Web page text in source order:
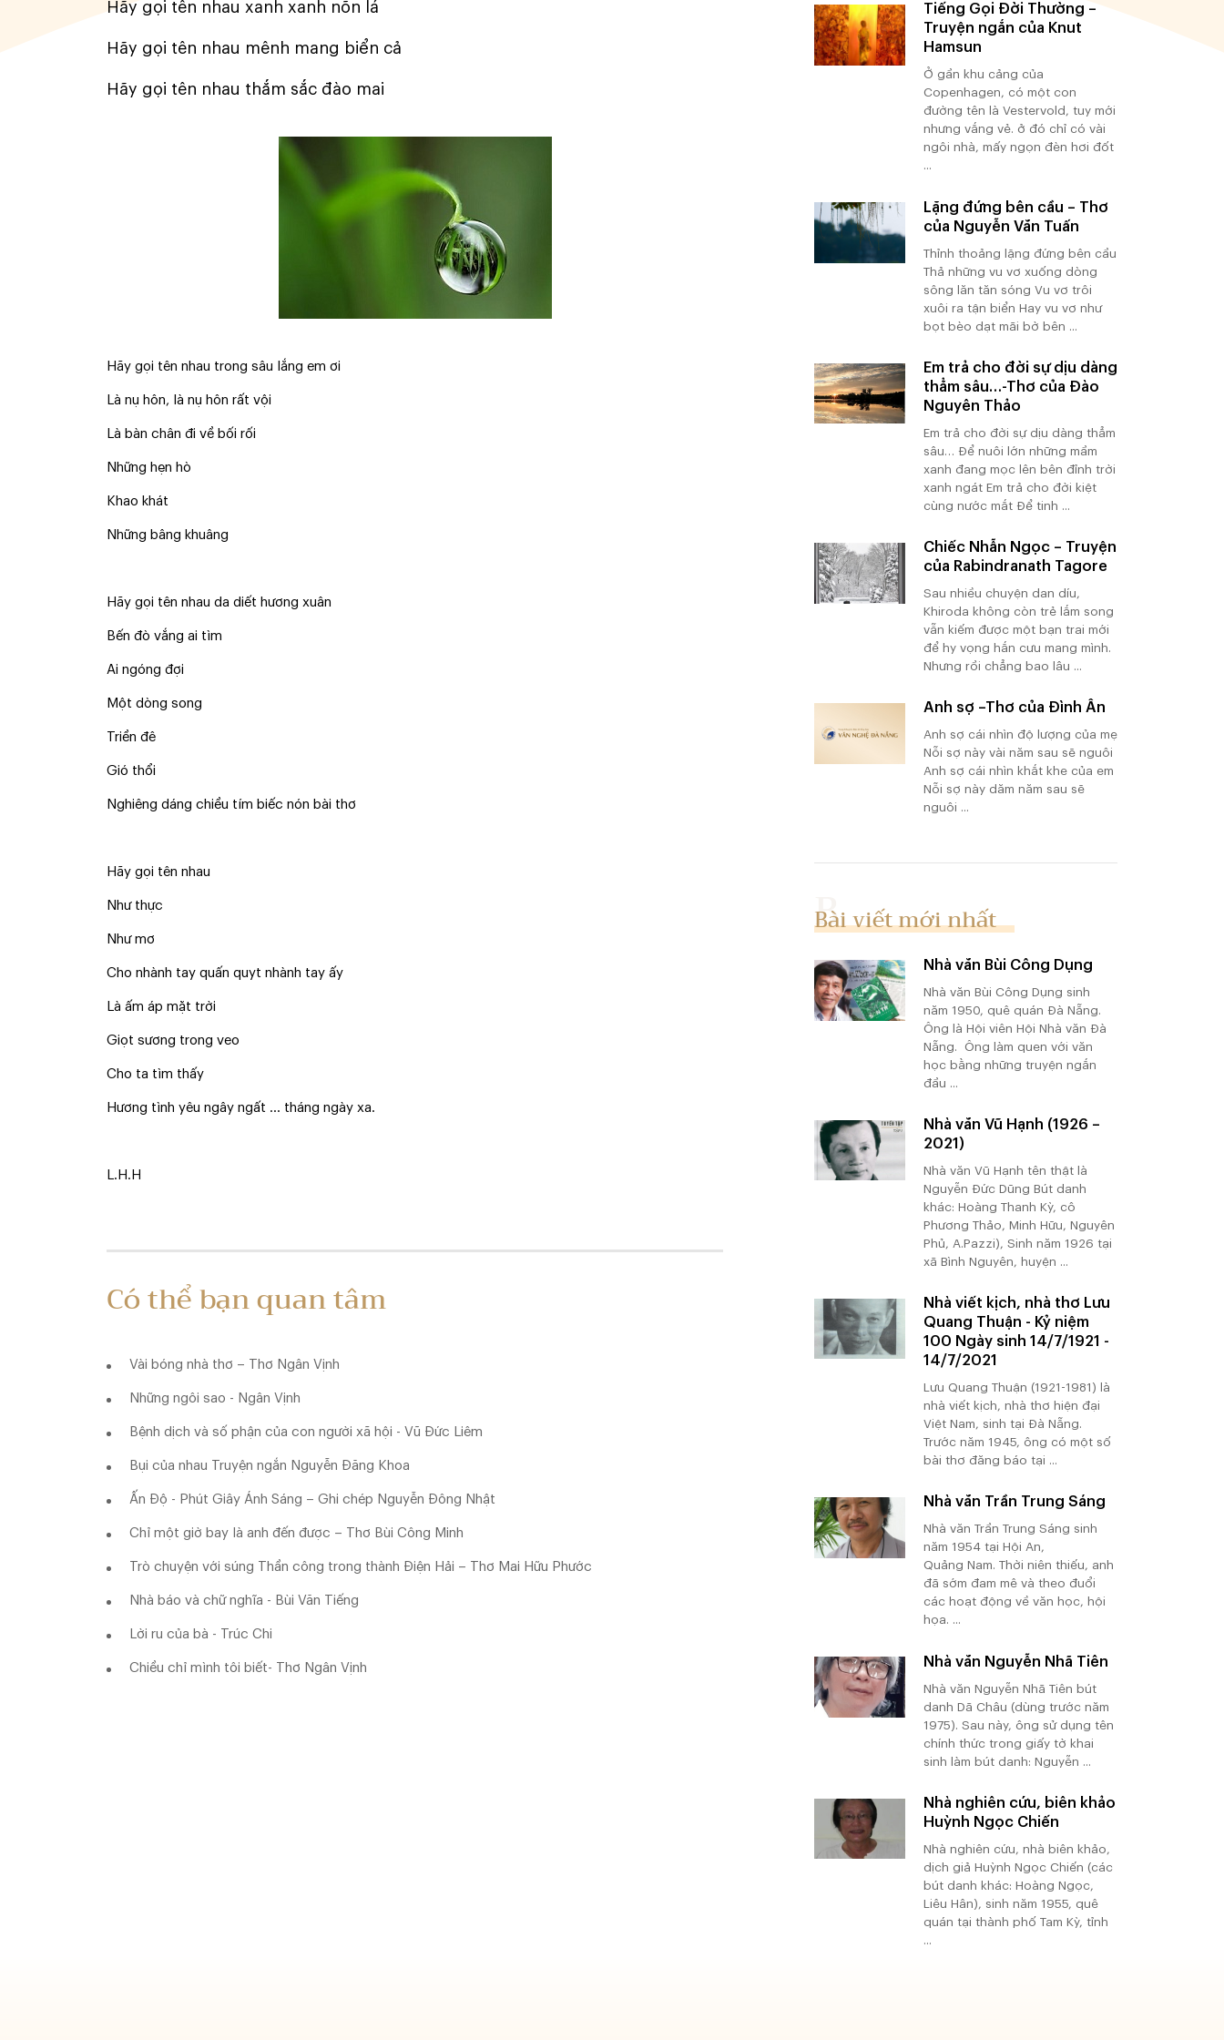
Hãy gọi tên nhau xanh xanh nõn lá
Hãy gọi tên nhau mênh mang biển cả
Hãy gọi tên nhau thắm sắc đào mai
Hãy gọi tên nhau trong sâu lắng em ơi
Là nụ hôn, là nụ hôn rất vội
Là bàn chân đi về bối rối
Những hẹn hò
Khao khát
Những bâng khuâng
Hãy gọi tên nhau da diết hương xuân
Bến đò vắng ai tìm
Ai ngóng đợi
Một dòng song
Triền đê
Gió thổi
Nghiêng dáng chiều tím biếc nón bài thơ
Hãy gọi tên nhau
Như thực
Như mơ
Cho nhành tay quấn quyt nhành tay ấy
Là ấm áp mặt trời
Giọt sương trong veo
Cho ta tìm thấy
Hương tình yêu ngây ngất … tháng ngày xa.
L.H.H
Có thể bạn quan tâm
Vài bóng nhà thơ – Thơ Ngân Vịnh
Những ngôi sao - Ngân Vịnh
Bệnh dịch và số phận của con người xã hội - Vũ Đức Liêm
Bụi của nhau Truyện ngắn Nguyễn Đăng Khoa
Ấn Độ - Phút Giây Ánh Sáng – Ghi chép Nguyễn Đông Nhật
Chỉ một giờ bay là anh đến được – Thơ Bùi Công Minh
Trò chuyện với súng Thần công trong thành Điện Hải – Thơ Mai Hữu Phước
Nhà báo và chữ nghĩa - Bùi Văn Tiếng
Lời ru của bà - Trúc Chi
Chiều chỉ mình tôi biết- Thơ Ngân Vịnh
Tiếng Gọi Đời Thường –
Truyện ngắn của Knut
Hamsun
Ở gần khu cảng của
Copenhagen, có một con
đường tên là Vestervold, tuy mới
nhưng vắng vẻ. ở đó chỉ có vài
ngôi nhà, mấy ngọn đèn hơi đốt
...
Lặng đứng bên cầu – Thơ
của Nguyễn Văn Tuấn
Thỉnh thoảng lặng đứng bên cầu
Thả những vu vơ xuống dòng
sông lăn tăn sóng Vu vơ trôi
xuôi ra tận biển Hay vu vơ như
bọt bèo dạt mãi bờ bên ...
Em trả cho đời sự dịu dàng
thẳm sâu…-Thơ của Đào
Nguyên Thảo
Em trả cho đời sự dịu dàng thẳm
sâu… Để nuôi lớn những mầm
xanh đang mọc lên bên đỉnh trời
xanh ngát Em trả cho đời kiệt
cùng nước mắt Để tinh ...
Chiếc Nhẫn Ngọc – Truyện
của Rabindranath Tagore
Sau nhiều chuyện dan díu,
Khiroda không còn trẻ lắm song
vẫn kiếm được một bạn trai mới
để hy vọng hắn cưu mang mình.
Nhưng rồi chẳng bao lâu ...
Anh sợ –Thơ của Đình Ân
Anh sợ cái nhìn độ lượng của mẹ
Nỗi sợ này vài năm sau sẽ nguôi
Anh sợ cái nhìn khắt khe của em
Nỗi sợ này dăm năm sau sẽ
nguôi ...
Bài viết mới nhất
Nhà văn Bùi Công Dụng
Nhà văn Bùi Công Dụng sinh
năm 1950, quê quán Đà Nẵng.
Ông là Hội viên Hội Nhà văn Đà
Nẵng. Ông làm quen với văn
học bằng những truyện ngắn
đầu ...
Nhà văn Vũ Hạnh (1926 –
2021)
Nhà văn Vũ Hạnh tên thật là
Nguyễn Đức Dũng Bút danh
khác: Hoàng Thanh Kỳ, cô
Phương Thảo, Minh Hữu, Nguyên
Phủ, A.Pazzi), Sinh năm 1926 tại
xã Bình Nguyên, huyện ...
Nhà viết kịch, nhà thơ Lưu
Quang Thuận - Kỷ niệm
100 Ngày sinh 14/7/1921 -
14/7/2021
Lưu Quang Thuận (1921-1981) là
nhà viết kịch, nhà thơ hiện đại
Việt Nam, sinh tại Đà Nẵng.
Trước năm 1945, ông có một số
bài thơ đăng báo tại ...
Nhà văn Trần Trung Sáng
Nhà văn Trần Trung Sáng sinh
năm 1954 tại Hội An,
Quảng Nam. Thời niên thiếu, anh
đã sớm đam mê và theo đuổi
các hoạt động về văn học, hội
họa. ...
Nhà văn Nguyễn Nhã Tiên
Nhà văn Nguyễn Nhã Tiên bút
danh Dã Châu (dùng trước năm
1975). Sau này, ông sử dụng tên
chính thức trong giấy tờ khai
sinh làm bút danh: Nguyễn ...
Nhà nghiên cứu, biên khảo
Huỳnh Ngọc Chiến
Nhà nghiên cứu, nhà biên khảo,
dịch giả Huỳnh Ngọc Chiến (các
bút danh khác: Hoàng Ngọc,
Liêu Hân), sinh năm 1955, quê
quán tại thành phố Tam Kỳ, tỉnh
...